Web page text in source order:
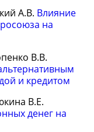
А.В. Влияние
на
В.В.
и кредитом
В.Е.
денег на